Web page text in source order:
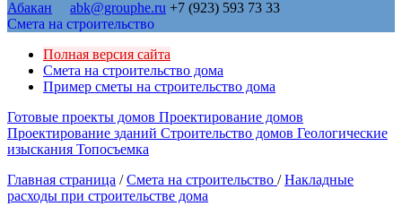
Абакан abk@grouphe.ru +7 (923) 593 73 33
Смета на строительство
Полная версия сайта
Смета на строительство дома
Пример сметы на строительство дома
Готовые проекты домов Проектирование домов
Проектирование зданий Строительство домов Геологические
изыскания Топосъемка
Главная страница / Смета на строительство / Накладные
расходы при строительстве дома